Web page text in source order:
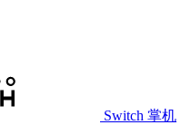
Switch 掌机